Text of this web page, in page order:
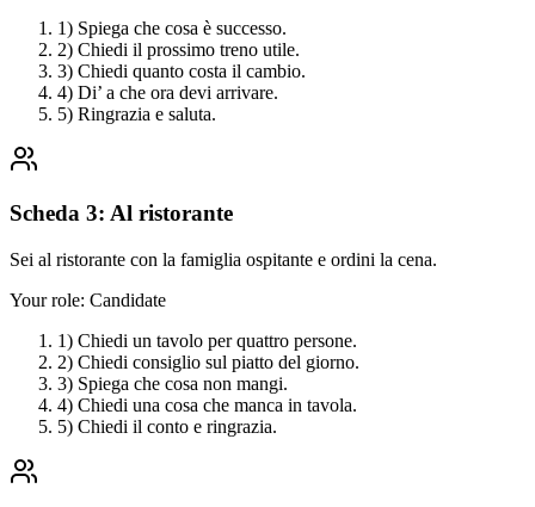
1) Spiega che cosa è successo.
2) Chiedi il prossimo treno utile.
3) Chiedi quanto costa il cambio.
4) Di’ a che ora devi arrivare.
5) Ringrazia e saluta.
Scheda 3: Al ristorante
Sei al ristorante con la famiglia ospitante e ordini la cena.
Your role: Candidate
1) Chiedi un tavolo per quattro persone.
2) Chiedi consiglio sul piatto del giorno.
3) Spiega che cosa non mangi.
4) Chiedi una cosa che manca in tavola.
5) Chiedi il conto e ringrazia.